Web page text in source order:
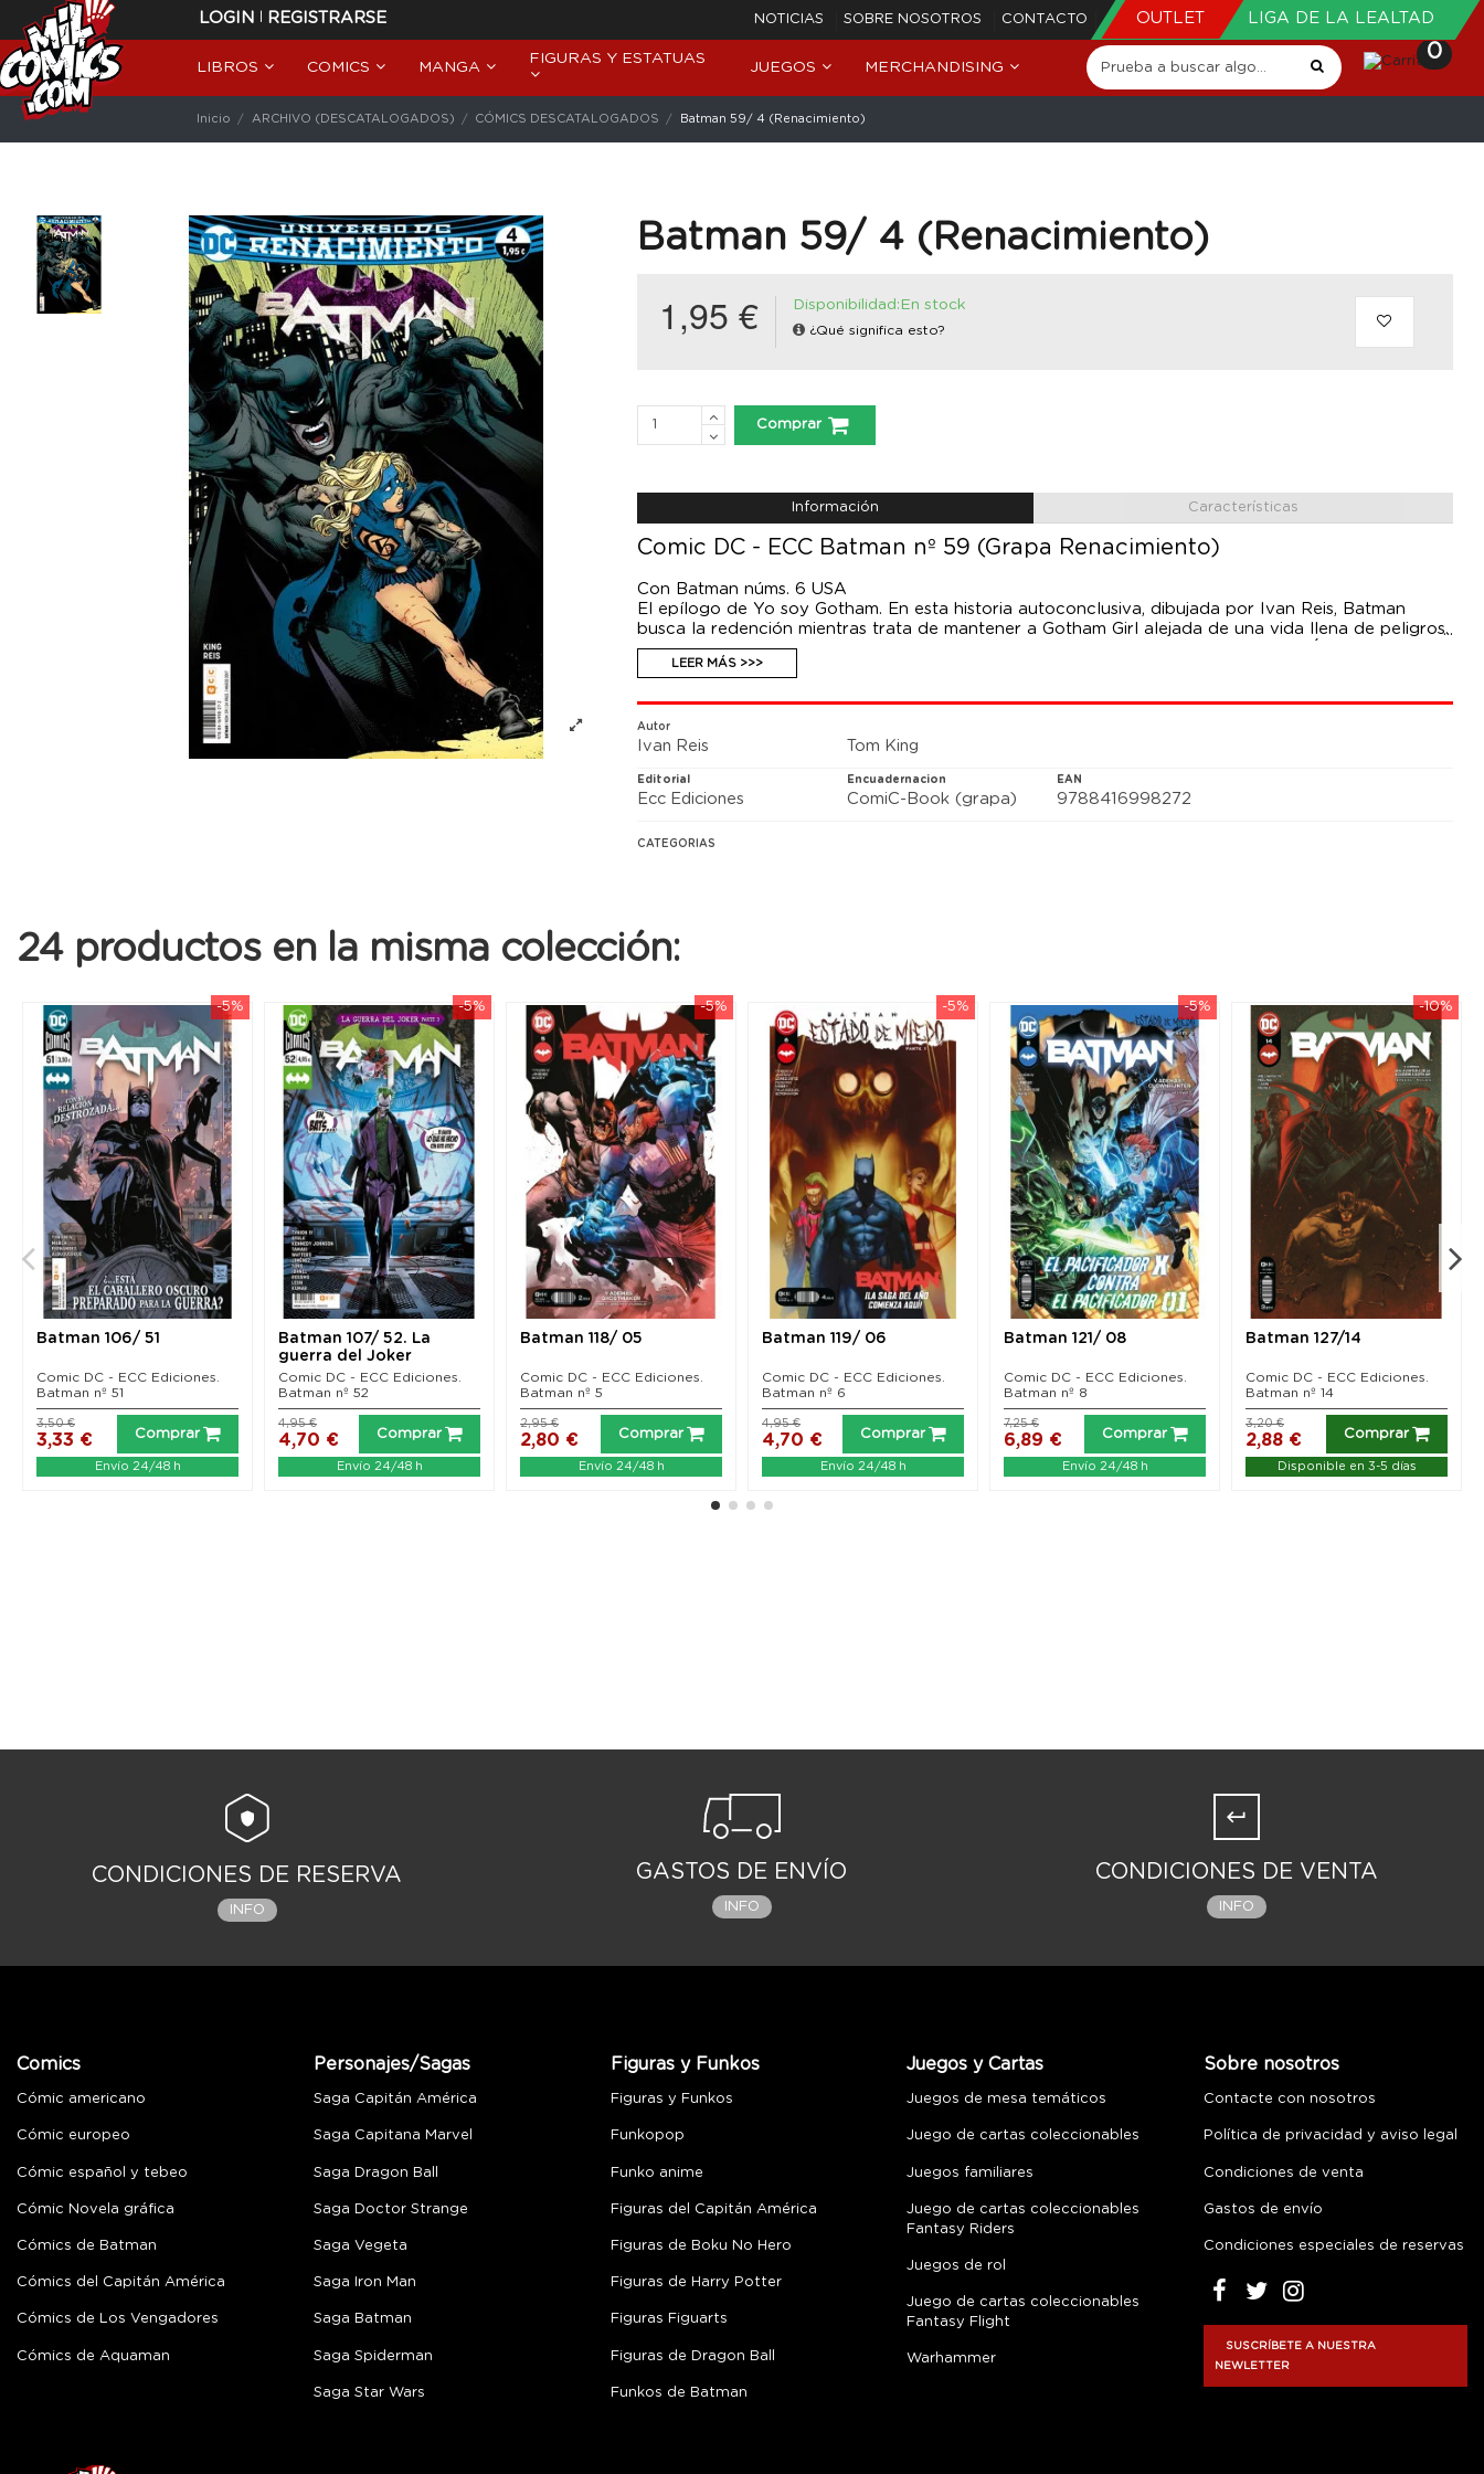
LOGIN | REGISTRARSE NOTICIAS SOBRE NOSOTROS CONTACTO OUTLET LIGA DE LA LEALTAD
LIBROS COMICS MANGA
FIGURAS Y ESTATUAS
JUEGOS MERCHANDISING
0
Inicio ARCHIVO (DESCATALOGADOS) CÓMICS DESCATALOGADOS Batman 59/ 4 (Renacimiento)
Batman 59/ 4 (Renacimiento)
1,95 € Disponibilidad:En stock
¿Qué significa esto?
Comprar
Información Características
Comic DC - ECC Batman nº 59 (Grapa Renacimiento)
Con Batman núms. 6 USA
El epílogo de Yo soy Gotham. En esta historia autoconclusiva, dibujada por Ivan Reis, Batman
busca la redención mientras trata de mantener a Gotham Girl alejada de una vida llena de peligros.
Pero... ¿puede el Caballero Oscuro salvar a alguien que no quiere que le salven? ¡Última entrega
antes del primer Batcrossover de la era Renacimiento, que publicaremos en abril bajo el título
LEER MÁS >>>
Autor
Ivan Reis Tom King
Editorial
Ecc Ediciones
Encuadernacion
ComiC-Book (grapa)
EAN
9788416998272
CATEGORIAS
24 productos en la misma colección:
-5%
Batman 106/ 51
Comic DC - ECC Ediciones.
Batman nº 51
3,33 €
3,50 €
Comprar
Envío 24/48 h
-5%
Batman 107/ 52. La
guerra del Joker
Comic DC - ECC Ediciones.
Batman nº 52
4,70 €
4,95 €
Comprar
Envío 24/48 h
-5%
Batman 118/ 05
Comic DC - ECC Ediciones.
Batman nº 5
2,80 €
2,95 €
Comprar
Envío 24/48 h
-5%
Batman 119/ 06
Comic DC - ECC Ediciones.
Batman nº 6
4,70 €
4,95 €
Comprar
Envío 24/48 h
-5%
Batman 121/ 08
Comic DC - ECC Ediciones.
Batman nº 8
6,89 €
7,25 €
Comprar
Envío 24/48 h
-10%
Batman 127/14
Comic DC - ECC Ediciones.
Batman nº 14
2,88 €
3,20 €
Comprar
Disponible en 3-5 días
CONDICIONES DE RESERVA
INFO
GASTOS DE ENVÍO
INFO
CONDICIONES DE VENTA
INFO
Comics
Cómic americano
Cómic europeo
Cómic español y tebeo
Cómic Novela gráfica
Cómics de Batman
Cómics del Capitán América
Cómics de Los Vengadores
Cómics de Aquaman
Personajes/Sagas
Saga Capitán América
Saga Capitana Marvel
Saga Dragon Ball
Saga Doctor Strange
Saga Vegeta
Saga Iron Man
Saga Batman
Saga Spiderman
Saga Star Wars
Figuras y Funkos
Figuras y Funkos
Funkopop
Funko anime
Figuras del Capitán América
Figuras de Boku No Hero
Figuras de Harry Potter
Figuras Figuarts
Figuras de Dragon Ball
Funkos de Batman
Juegos y Cartas
Juegos de mesa temáticos
Juego de cartas coleccionables
Juegos familiares
Juego de cartas coleccionables
Fantasy Riders
Juegos de rol
Juego de cartas coleccionables
Fantasy Flight
Warhammer
Sobre nosotros
Contacte con nosotros
Política de privacidad y aviso legal
Condiciones de venta
Gastos de envío
Condiciones especiales de reservas
SUSCRÍBETE A NUESTRA
NEWLETTER